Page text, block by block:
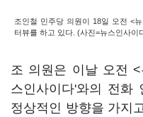
조인철 민주당 의원이 18일 오전 <
터뷰를 하고 있다. (사진=뉴스인사이
조 의원은 이날 오전
스인사이다'와의 전화
정상적인 방향을 가지